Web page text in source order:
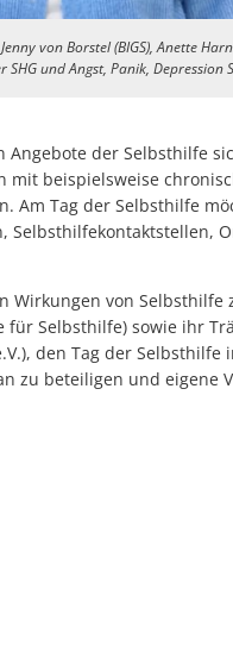
von Borstel (BIGS), Anette
und Angst, Panik, Depression
Angebote der Selbsthilfe
mit beispielsweise
Am Tag der Selbsthilfe
von Selbsthilfe
Selbsthilfe) sowie ihr
den Tag der Selbsthilfe
zu beteiligen und eigene